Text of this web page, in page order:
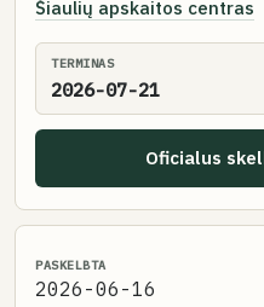
Šiaulių apskaitos centras
TERMINAS
2026-07-21
Oficialus
PASKELBTA
2026-06-16